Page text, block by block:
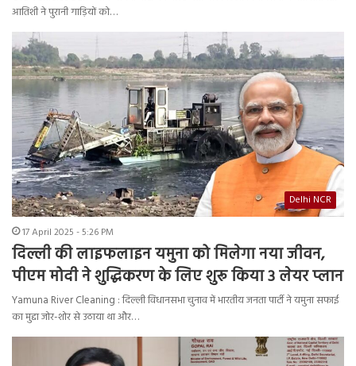
आतिशी ने पुरानी गाड़ियों को…
Delhi NCR
17 April 2025 - 5:26 PM
दिल्ली की लाइफलाइन यमुना को मिलेगा नया जीवन,
पीएम मोदी ने शुद्धिकरण के लिए शुरू किया 3 लेयर प्लान
Yamuna River Cleaning : दिल्ली विधानसभा चुनाव में भारतीय जनता पार्टी ने यमुना सफाई
का मुद्दा जोर-शोर से उठाया था और…